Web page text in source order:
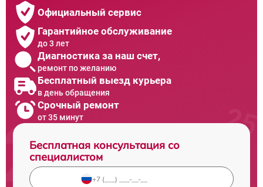
Официальный сервис
Гарантийное обслуживание
до 3 лет
Диагностика за наш счет,
ремонт по желанию
Бесплатный выезд курьера
в день обращения
Срочный ремонт
от 35 минут
Бесплатная консультация со
специалистом